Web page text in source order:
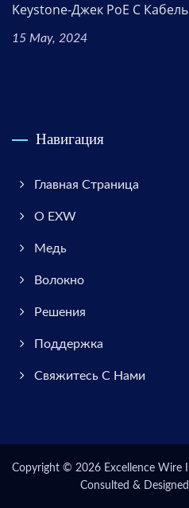
Keystone-Джек PoE С
15 May, 2024
Навигация
Главная Страница
О EXW
Медь
Волокно
Решения
Поддержка
Свяжитесь С Нами
Copyright © 2026 Excellence Wire
Consulted &